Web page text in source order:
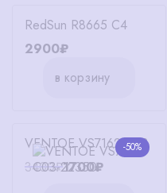
RedSun R8665 C4
2900₽
в корзину
-50%
VENTOE VS7162 C03
3400₽1700₽